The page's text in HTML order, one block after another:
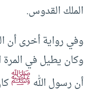
الملك القدوس.
وفي رواية أخرى أن
وكان يطيل في المرة
أن رسول اللهﷺ